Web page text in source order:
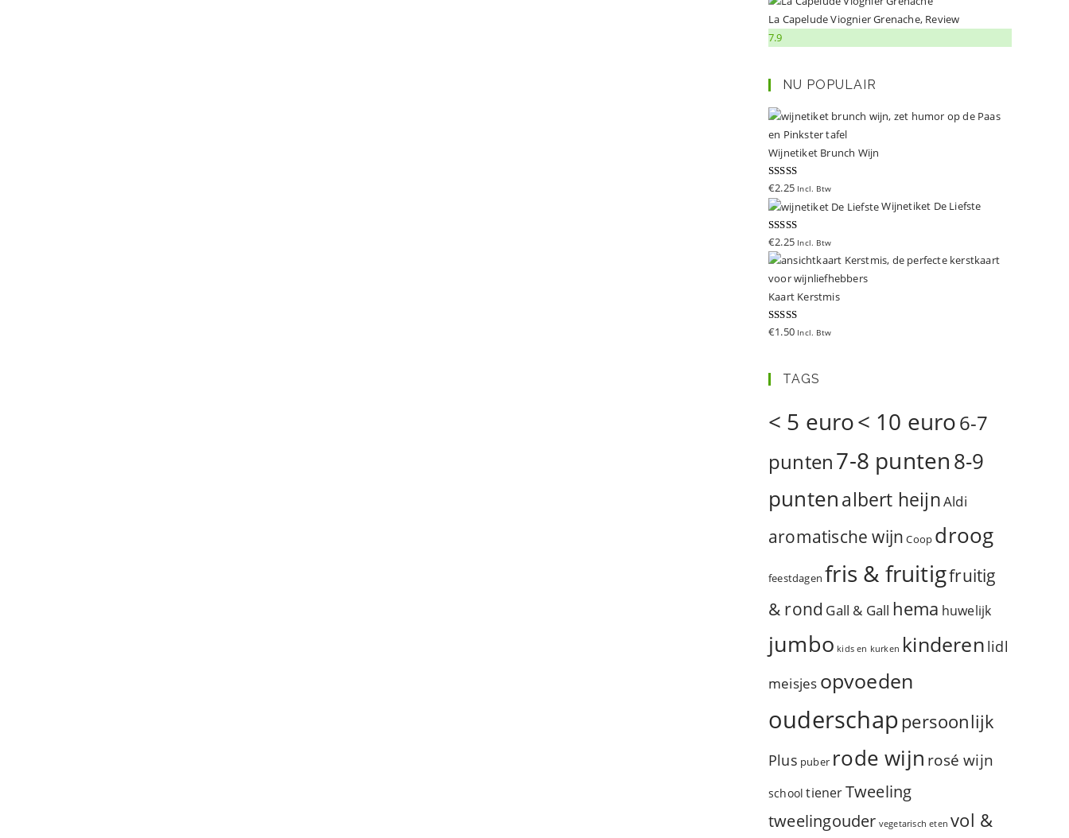
La Capelude Viognier Grenache, Review
7.9
NU POPULAIR
Wijnetiket Brunch Wijn
Gewaardeer
d5.00uit 5
€2.25 Incl. Btw
Wijnetiket De Liefste
Gewaardeer
d5.00uit 5
€2.25 Incl. Btw
Kaart Kerstmis
Gewaardeer
€1.50 Incl. Btw
TAGS
< 5 euro< 10 euro6-7
punten7-8 punten8-9
puntenalbert heijnAldi
aromatische wijn Coop droog
feestdagen fris & fruitigfruitig
& rond Gall & Gall hema huwelijk
jumbo kids en kurken kinderen lidl
meisjes opvoeden
ouderschappersoonlijk
Plus puber rode wijn rosé wijn
school tienerTweeling
tweelingouder vegetarisch eten vol &